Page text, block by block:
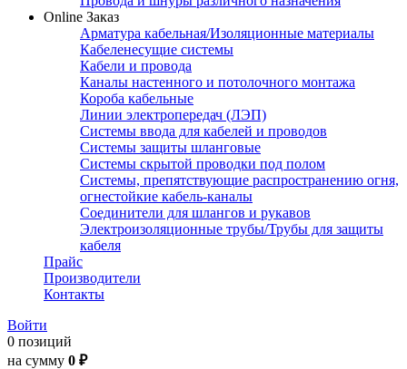
Online Заказ
Арматура кабельная/Изоляционные материалы
Кабеленесущие системы
Кабели и провода
Каналы настенного и потолочного монтажа
Короба кабельные
Линии электропередач (ЛЭП)
Системы ввода для кабелей и проводов
Системы защиты шланговые
Системы скрытой проводки под полом
Системы, препятствующие распространению огня,
огнестойкие кабель-каналы
Соединители для шлангов и рукавов
Электроизоляционные трубы/Трубы для защиты
кабеля
Прайс
Производители
Контакты
Войти
0 позиций
на сумму 0 ₽